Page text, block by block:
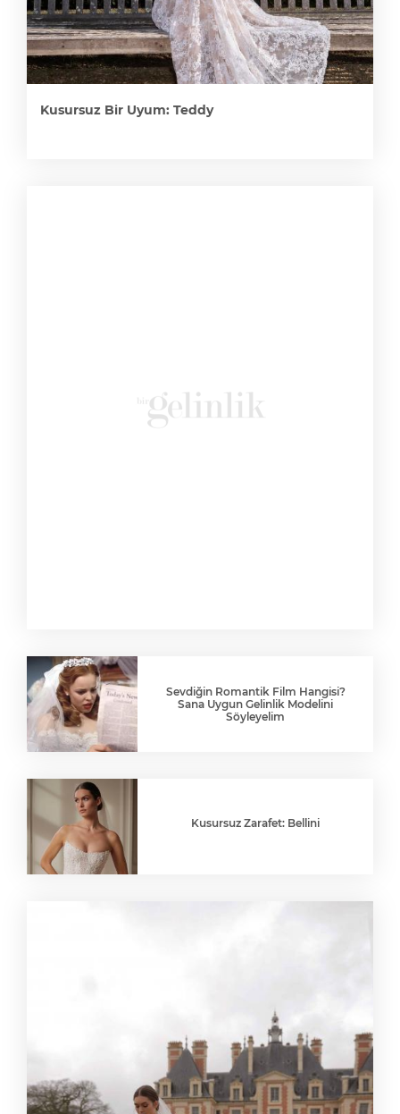
Kusursuz Bir Uyum: Teddy
Sevdiğin Romantik Film Hangisi?
Sana Uygun Gelinlik Modelini
Söyleyelim
Kusursuz Zarafet: Bellini